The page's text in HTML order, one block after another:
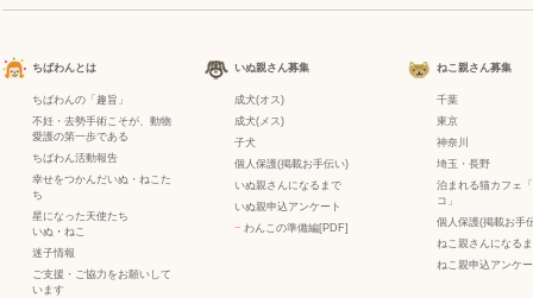
ちばわんとは
ちばわんの「趣旨」
不妊・去勢手術こそが、動物
愛護の第一歩である
ちばわん活動報告
幸せをつかんだいぬ・ねこた
ち
星になった天使たち
いぬ ・ ねこ
迷子情報
ご支援・ご協力をお願いして
います
いぬ親さん募集
成犬(オス)
成犬(メス)
子犬
個人保護(掲載お手伝い)
いぬ親さんになるまで
いぬ親申込アンケート
− わんこの準備編[PDF]
ねこ親さん募集
千葉
東京
神奈川
埼玉・長野
泊まれる猫カフェ
コ」
個人保護(掲載お手
ねこ親さんになる
ねこ親申込アンケ